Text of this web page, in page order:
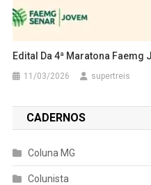
Edital Da 4ª Maratona Faemg
11/03/2026 supertreis
CADERNOS
Coluna MG
Colunista